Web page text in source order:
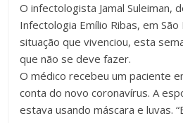
O infectologista Jamal Suleiman,
Infectologia Emílio Ribas, em
situação que vivenciou, esta
que não se deve fazer.
O médico recebeu um paciente
conta do novo coronavírus. A
estava usando máscara e luvas.